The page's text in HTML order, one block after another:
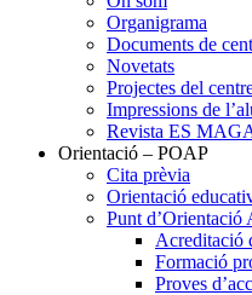
Organigrama
Documents de
Novetats
Projectes del
Impressions de
Revista ES
Orientació – POAP
Cita prèvia
Orientació
Punt d’Orientació
Acreditació
Formació
Proves